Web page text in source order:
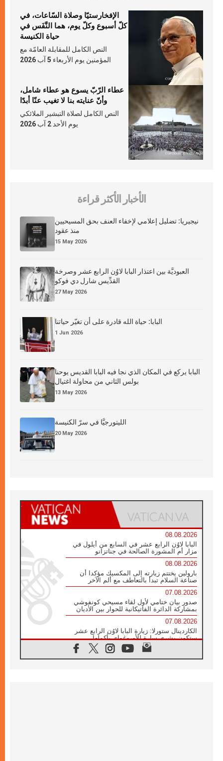
الإفخارستيّا وصلاة السّاعات، في
كلّ أسبوع وكلّ يوم، هما النَّفَس في
حياة الكنيسة
النص الكامل للمقابلة العامّة مع
المؤمنين يوم الأربعاء 5 آب 2026
عطاء الرّبّ يسوع هو عطاء شامل،
وأنّ عنايته بنا لا تغيب عنّا أبدًا
النص الكامل لصلاة التبشير الملائكي
يوم الأحد 2 آب 2026
الأخبار الأكثر قراءة
نيجيريا: تضليل إعلامي لإخفاء العنف بحق المسيحيين
منذ عقود
15 May 2026
العبوديَّة بين اعتذار البابا لاوُن الرابع عشر وصرخة
القدِّيس شارل دي فوكو
27 May 2026
البابا: حياة الله قادرة على أن تغيّر حياتنا
1 Jun 2026
البابا يركع في المكان الذي نجا فيه البابا القديس يوحنا
بولس الثاني من محاولة اغتيال
13 May 2026
الليتورجيَّا في سرّ الكنيسة
20 May 2026
08.08.2026
البابا لاوُن الرابع عشر في السابع من أيلول في
مزار أم المشورة الصالحة في جناتزانو
08.08.2026
بارولين يختتم زيارته إلى المكسيك مؤكدا أن
صناعة السلام تبدأ بالتعاطف مع ألم الآخر
07.08.2026
صدور بيان ختامي لأول لقاء مسيحي كونفوشي
بمشاركة الدائرة الفاتيكانية للحوار بين الأديان
07.08.2026
الكاردينال ستورلا: زيارة البابا لاوُن الرابع عشر
ستكون بشرى سارة للأوروغواي بأكملها
الفاتيكان يعلن برنامج الزيارة الرسولية للبابا لاوُن